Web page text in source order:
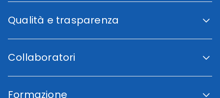
San Giovanni Calabria
La direzione
Qualità e trasparenza
Accreditamento Regionale
Indicatori di qualità
Codice etico
Carta dei Servizi
Collaboratori
Lavora con noi
Fornitori
Formazione